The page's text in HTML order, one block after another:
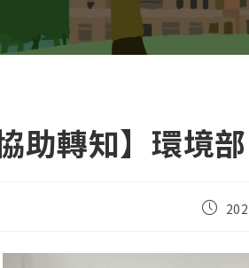
協助轉知】環境
Post